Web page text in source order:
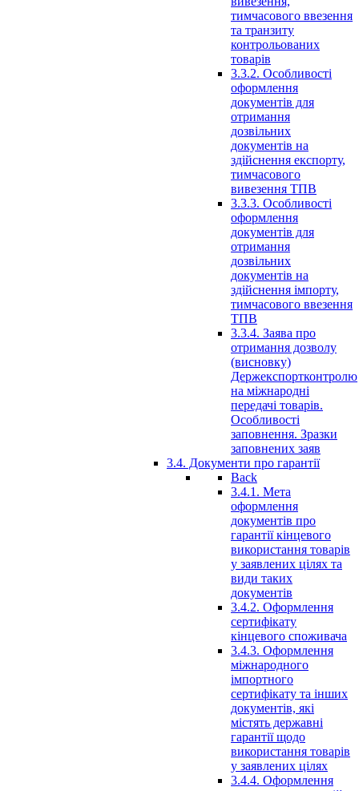
тимчасового ввезення
та транзиту
контрольованих
товарів
3.3.2. Особливості
оформлення
документів для
отримання
дозвільних
документів на
здійснення експорту,
тимчасового
вивезення ТПВ
3.3.3. Особливості
оформлення
документів для
отримання
дозвільних
документів на
здійснення імпорту,
тимчасового ввезення
ТПВ
3.3.4. Заява про
отримання дозволу
(висновку)
Держекспортконтролю
на міжнародні
передачі товарів.
Особливості
заповнення. Зразки
заповнених заяв
3.4. Документи про гарантії
Back
3.4.1. Мета
оформлення
документів про
гарантії кінцевого
використання товарів
у заявлених цілях та
види таких
документів
3.4.2. Оформлення
сертифікату
кінцевого споживача
3.4.3. Оформлення
міжнародного
імпортного
сертифікату та інших
документів, які
містять державні
гарантії щодо
використання товарів
у заявлених цілях
3.4.4. Оформлення